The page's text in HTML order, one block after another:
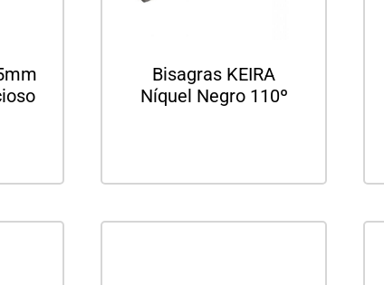
Bisagras KEIRA
Níquel Negro 110º